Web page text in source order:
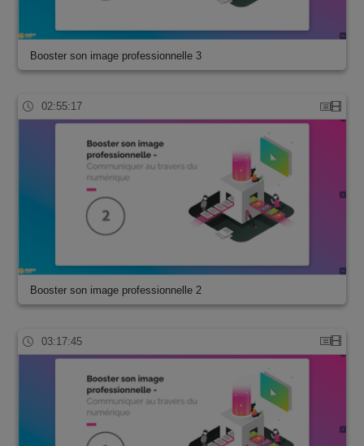
Booster son image professionnelle 3
02:55:17
Booster son image professionnelle 2
03:17:45